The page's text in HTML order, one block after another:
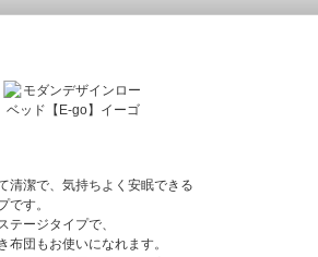
清潔で、気持ちよく安眠できる
です。
テージタイプで、
布団もお使いになれます。